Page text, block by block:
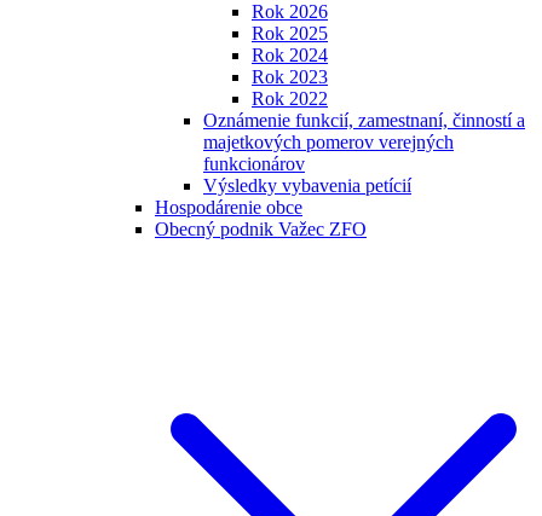
Rok 2026
Rok 2025
Rok 2024
Rok 2023
Rok 2022
Oznámenie funkcií, zamestnaní, činností a
majetkových pomerov verejných
funkcionárov
Výsledky vybavenia petícií
Hospodárenie obce
Obecný podnik Važec ZFO